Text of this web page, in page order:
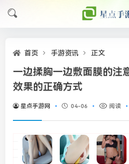
首页 手游资讯 正文
一边揉胸一边敷面膜的注
效果的正确方式
星点手游网 04-06 阅读